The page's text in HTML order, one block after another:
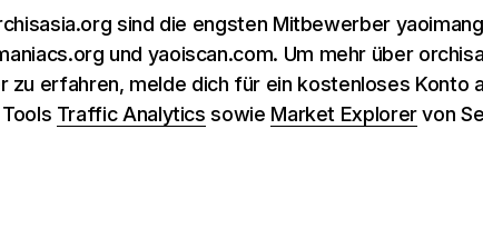
sind die engsten Mitbewerber
und yaoiscan.com. Um mehr über
zu erfahren, melde dich für ein kostenloses Konto
Tools Traffic Analytics sowie Market Explorervon